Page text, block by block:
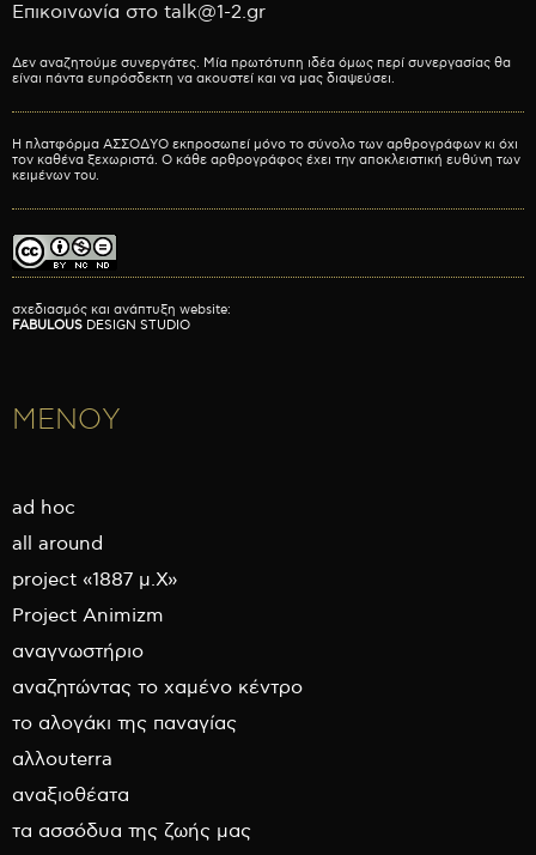
Επικοινωνία στο talk@1-2.gr
Δεν αναζητούμε συνεργάτες. Μία πρωτότυπη ιδέα όμως περί συνεργασίας θα
είναι πάντα ευπρόσδεκτη να ακουστεί και να μας διαψεύσει.
Η πλατφόρμα ΑΣΣΟΔΥΟ εκπροσωπεί μόνο το σύνολο των αρθρογράφων κι όχι
τον καθένα ξεχωριστά. Ο κάθε αρθρογράφος έχει την αποκλειστική ευθύνη των
κειμένων του.
σχεδιασμός και ανάπτυξη website:
FABULOUS DESIGN STUDIO
ΜΕΝΟΥ
ad hoc
all around
project «1887 μ.Χ»
Project Animizm
αναγνωστήριο
αναζητώντας το χαμένο κέντρο
το αλογάκι της παναγίας
αλλουterra
αναξιοθέατα
τα ασσόδυα της ζωής μας